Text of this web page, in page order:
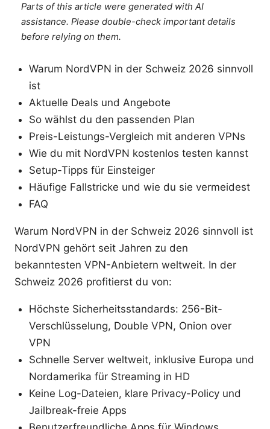
Parts of this article were generated with AI
assistance. Please double-check important details
before relying on them.
Warum NordVPN in der Schweiz 2026 sinnvoll
ist
Aktuelle Deals und Angebote
So wählst du den passenden Plan
Preis-Leistungs-Vergleich mit anderen VPNs
Wie du mit NordVPN kostenlos testen kannst
Setup-Tipps für Einsteiger
Häufige Fallstricke und wie du sie vermeidest
FAQ
Warum NordVPN in der Schweiz 2026 sinnvoll ist
NordVPN gehört seit Jahren zu den
bekanntesten VPN-Anbietern weltweit. In der
Schweiz 2026 profitierst du von:
Höchste Sicherheitsstandards: 256-Bit-
Verschlüsselung, Double VPN, Onion over
VPN
Schnelle Server weltweit, inklusive Europa und
Nordamerika für Streaming in HD
Keine Log-Dateien, klare Privacy-Policy und
Jailbreak-freie Apps